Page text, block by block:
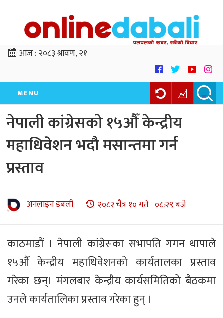
आज :२०८३ श्रावण, २१
MENU
नेपाली कांग्रेसको १५औँ केन्द्रीय
महाधिवेशन भदौ मसान्तमा गर्न
प्रस्ताव
अनलाइन डबली २०८२ चैत्र १० गते ०८:२९ बजे
काठमाडौं । नेपाली कांग्रेसका सभापति गगन थापाले
१५औँ केन्द्रीय महाधिवेशनको कार्यतालका प्रस्ताव
गरेका छन्। मंगलबार केन्द्रीय कार्यसमितिको बैठकमा
उनले कार्यतालिका प्रस्ताव गरेका हुन् ।